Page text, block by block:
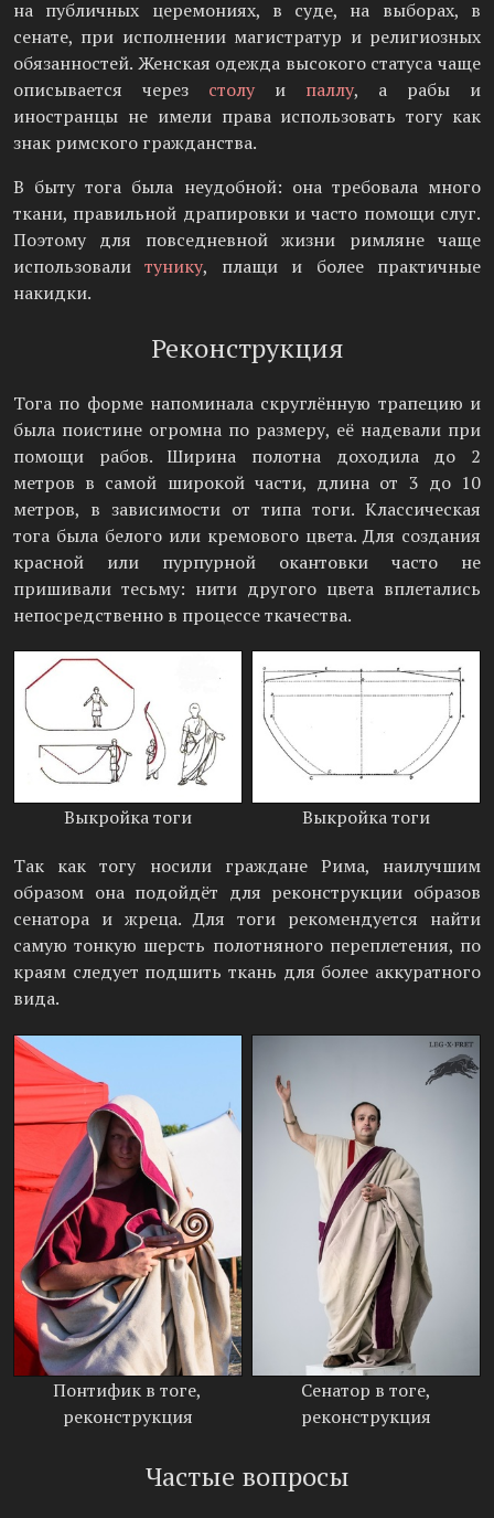
на публичных церемониях, в суде, на выборах, в
сенате, при исполнении магистратур и религиозных
обязанностей. Женская одежда высокого статуса чаще
описывается через столу и паллу, а рабы и
иностранцы не имели права использовать тогу как
знак римского гражданства.
В быту тога была неудобной: она требовала много
ткани, правильной драпировки и часто помощи слуг.
Поэтому для повседневной жизни римляне чаще
использовалитунику, плащи и более практичные
накидки.
Реконструкция
Тога по форме напоминала скруглённую трапецию и
была поистине огромна по размеру, её надевали при
помощи рабов. Ширина полотна доходила до 2
метров в самой широкой части, длина от 3 до 10
метров, в зависимости от типа тоги. Классическая
тога была белого или кремового цвета. Для создания
красной или пурпурной окантовки часто не
пришивали тесьму: нити другого цвета вплетались
непосредственно в процессе ткачества.
Выкройка тоги Выкройка тоги
Так как тогу носили граждане Рима, наилучшим
образом она подойдёт для реконструкции образов
сенатора и жреца. Для тоги рекомендуется найти
самую тонкую шерсть полотняного переплетения, по
краям следует подшить ткань для более аккуратного
вида.
Понтифик в тоге,
реконструкция
Сенатор в тоге,
реконструкция
Частые вопросы